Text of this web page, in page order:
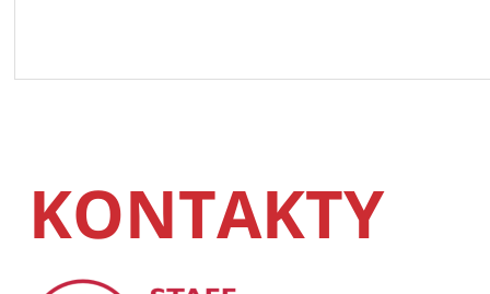
KONTAKTY